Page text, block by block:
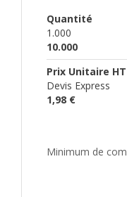
Quantité
1.000
10.000
Prix Unitaire HT
Devis Express
1,98 €
Minimum de